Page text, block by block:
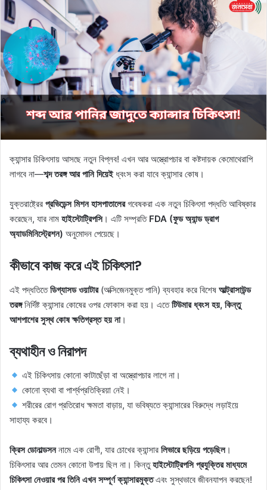
ক্যান্সার চিকিৎসায় আসছে নতুন বিপ্লব! এখন আর অস্ত্রোপচার বা কষ্টদায়ক কেমোথেরাপি
লাগবে না—শব্দ তরঙ্গ আর পানি দিয়েইধ্বংস করা যাবে ক্যান্সার কোষ।
যুক্তরাষ্ট্রের প্রভিডেন্স মিশন হাসপাতালেরগবেষকরা এক নতুন চিকিৎসা পদ্ধতি আবিষ্কার
করেছেন, যার নাম হাইস্টোট্রিপসি। এটি সম্প্রতি FDA (ফুড অ্যান্ড ড্রাগ
অ্যাডমিনিস্ট্রেশন) অনুমোদন পেয়েছে।
কীভাবে কাজ করে এই চিকিৎসা?
এই পদ্ধতিতেডিগ্যাসড ওয়াটার(অক্সিজেনমুক্ত পানি) ব্যবহার করে বিশেষ আল্ট্রাসাউন্ড
তরঙ্গনির্দিষ্ট ক্যান্সার কোষের ওপর ফোকাস করা হয়। এতেটিউমার ধ্বংস হয়, কিন্তু
আশপাশের সুস্থ কোষ ক্ষতিগ্রস্ত হয় না।
ব্যথাহীন ও নিরাপদ
এই চিকিৎসায় কোনো কাটাছেঁড়া বা অস্ত্রোপচার লাগে না।
কোনো ব্যথা বা পার্শ্বপ্রতিক্রিয়া নেই।
শরীরের রোগ প্রতিরোধ ক্ষমতা বাড়ায়, যা ভবিষ্যতে ক্যান্সারের বিরুদ্ধে লড়াইয়ে
সাহায্য করবে।
ক্রিস ডোনাল্ডসননামে এক রোগী, যার চোখের ক্যান্সার লিভারে ছড়িয়ে পড়েছিল।
চিকিৎসার আর তেমন কোনো উপায় ছিল না। কিন্তুহাইস্টোট্রিপসি প্রযুক্তির মাধ্যমে
চিকিৎসা নেওয়ার পর তিনি এখন সম্পূর্ণ ক্যান্সারমুক্তএবং সুস্থভাবে জীবনযাপন করছেন!